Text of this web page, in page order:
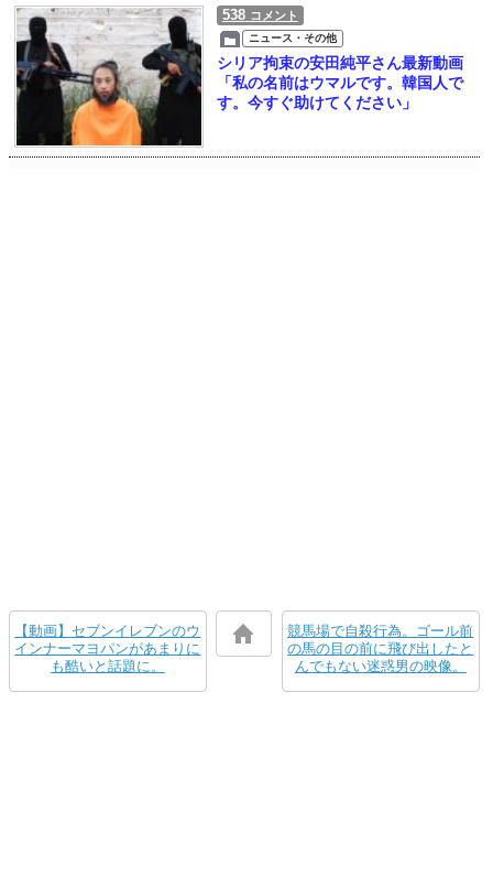
538 コメント
ニュース・その他
シリア拘束の安田純平さん最新動画
「私の名前はウマルです。韓国人で
す。今すぐ助けてください」
【動画】セブンイレブンのウ
インナーマヨパンがあまりに
も酷いと話題に。
競馬場で自殺行為。ゴール前
の馬の目の前に飛び出したと
んでもない迷惑男の映像。